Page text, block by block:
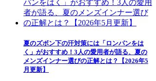
夏のズボン下の汗対策には「ロンパンをは
く」がおすすめ！3人の愛用者が語る、夏の
メンズインナー選びの正解とは？【2026年5
月更新】